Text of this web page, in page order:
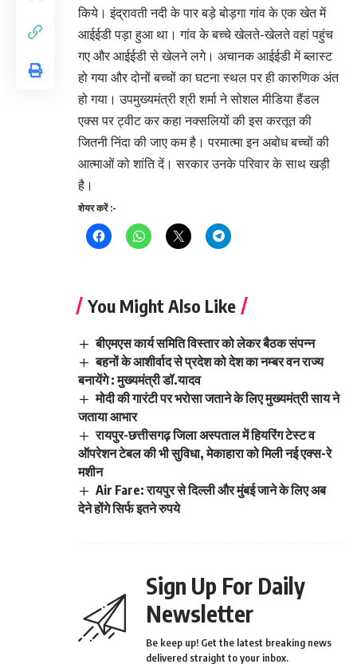
किये। इंद्रावती नदी के पार बड़े बोड़गा गांव के एक खेत में
आईईडी पड़ा हुआ था। गांव के बच्चे खेलते-खेलते वहां पहुंच
गए और आईईडी से खेलने लगे। अचानक आईईडी में ब्लास्ट
हो गया और दोनों बच्चों का घटना स्थल पर ही कारुणिक अंत
हो गया। उपमुख्यमंत्री श्री शर्मा ने सोशल मीडिया हैंडल
एक्स पर ट्वीट कर कहा नक्सलियों की इस करतूत की
जितनी निंदा की जाए कम है। परमात्मा इन अबोध बच्चों की
आत्माओं को शांति दें। सरकार उनके परिवार के साथ खड़ी
है।
Continue
Reading
शेयर करें :-
You Might Also Like
बीएमएस कार्य समिति विस्तार को लेकर बैठक संपन्न
बहनों के आशीर्वाद से प्रदेश को देश का नम्बर वन राज्य
बनायेंगे : मुख्यमंत्री डॉ.यादव
मोदी की गारंटी पर भरोसा जताने के लिए मुख्यमंत्री साय ने
जताया आभार
रायपुर-छत्तीसगढ़ जिला अस्पताल में हियरिंग टेस्ट व
ऑपरेशन टेबल की भी सुविधा, मेकाहारा को मिली नई एक्स-रे
मशीन
Air Fare: रायपुर से दिल्ली और मुंबई जाने के लिए अब
देने होंगे सिर्फ इतने रुपये
Sign Up For Daily
Newsletter
Be keep up! Get the latest breaking news
delivered straight to your inbox.